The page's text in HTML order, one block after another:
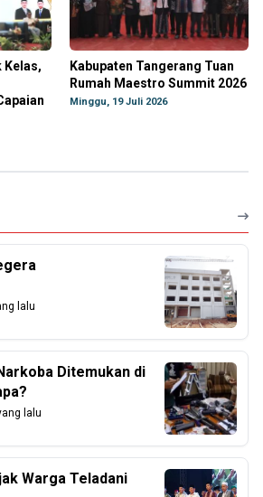
Kelas,
Kabupaten Tangerang Tuan
Rumah Maestro Summit 2026
Minggu, 19 Juli 2026
lalu
Ditemukan di
lalu
Warga Teladani